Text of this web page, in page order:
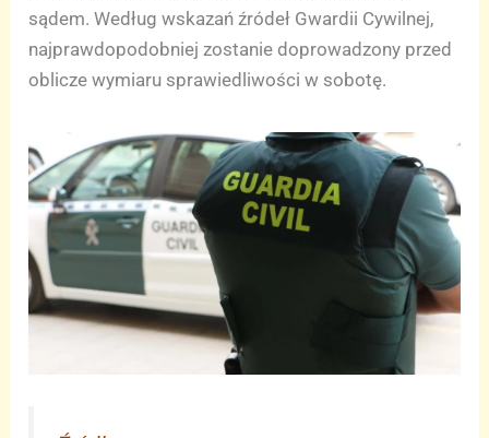
sądem. Według wskazań źródeł Gwardii Cywilnej,
najprawdopodobniej zostanie doprowadzony przed
oblicze wymiaru sprawiedliwości w sobotę.